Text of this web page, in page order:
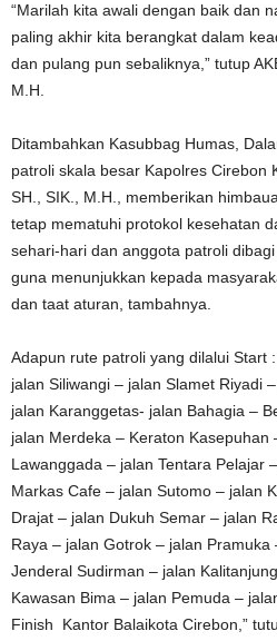
“Marilah kita awali dengan baik dan
paling akhir kita berangkat dalam
dan pulang pun sebaliknya,” tutup
M.H.
Ditambahkan Kasubbag Humas,
patroli skala besar Kapolres Cirebon
SH., SIK., M.H., memberikan
tetap mematuhi protokol kesehatan
sehari-hari dan anggota patroli
guna menunjukkan kepada
dan taat aturan, tambahnya.
Adapun rute patroli yang dilalui Start
jalan Siliwangi – jalan Slamet Riyadi
jalan Karanggetas- jalan Bahagia –
jalan Merdeka – Keraton Kasepuhan
Lawanggada – jalan Tentara Pelajar
Markas Cafe – jalan Sutomo – jalan
Drajat – jalan Dukuh Semar – jalan
Raya – jalan Gotrok – jalan Pramuka
Jenderal Sudirman – jalan
Kawasan Bima – jalan Pemuda –
Finish Kantor Balaikota Cirebon,”